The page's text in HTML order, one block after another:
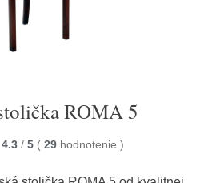
ROMA 5
4.3 / 5 ( 29 hodnotenie )